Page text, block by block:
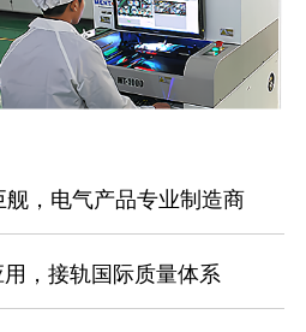
舰，电气产品专业制造商
，接轨国际质量体系